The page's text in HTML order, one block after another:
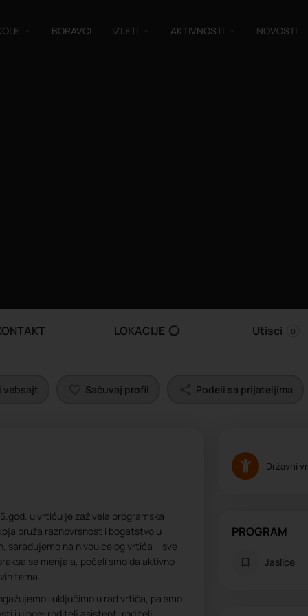
BORAVCI IZLETI AKTIVNOSTI NOVOSTI
LOKACIJE Utisci 0
vebsajt Sačuvaj profil Podeli sa prijateljima
u vrtiću je zaživela programska
pruža raznovrsnost i bogatstvo u
sarađujemo na nivou celog vrtića – sve
se menjala, počeli smo da aktivno
tema.
i uključimo u rad vrtića, pa smo
Državni
PROGRAM
Jaslice